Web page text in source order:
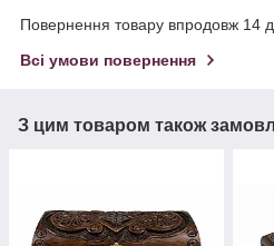
Повернення товару впродовж 14
Всі умови повернення
З цим товаром також